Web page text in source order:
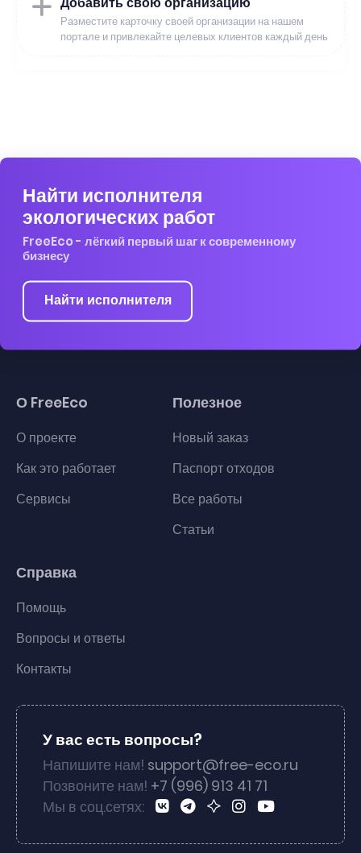
Разместите карточку своей организации на нашем
портале и привлекайте целевых клиентов каждый день
Найти исполнителя
экологических работ
FreeEco - лёгкий первый шаг к современному
бизнесу
Найти исполнителя
О FreeEco
О проекте
Как это работает
Сервисы
Полезное
Новый заказ
Паспорт отходов
Все работы
Статьи
Справка
Помощь
Вопросы и ответы
Контакты
У вас есть вопросы?
Напишите нам! support@free-eco.ru
Позвоните нам! +7 (996) 913 41 71
Мы в соц.сетях: